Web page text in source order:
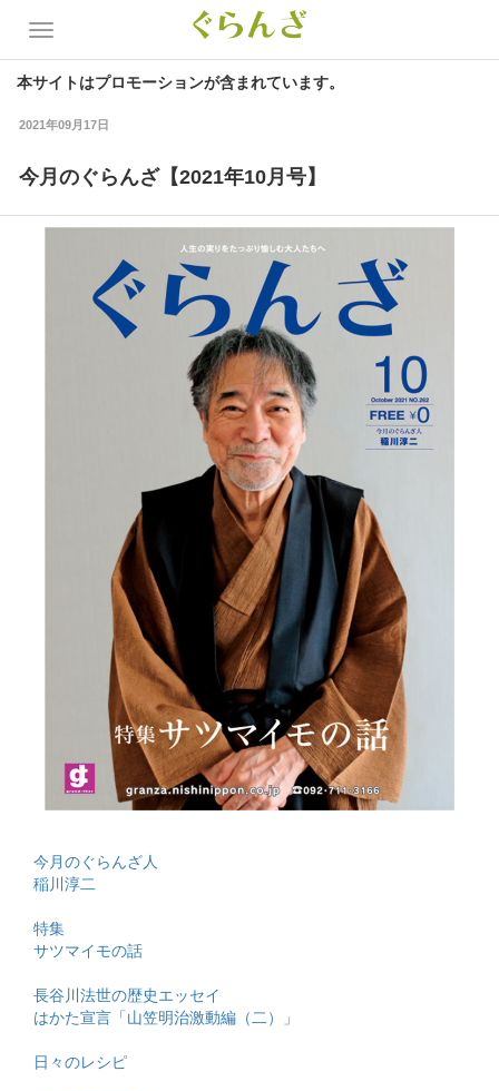
本サイトはプロモーションが含まれています。
2021年09月17日
今月のぐらんざ【2021年10月号】
今月のぐらんざ人
稲川淳二
特集
サツマイモの話
長谷川法世の歴史エッセイ
はかた宣言「山笠明治激動編（二）」
日々のレシピ